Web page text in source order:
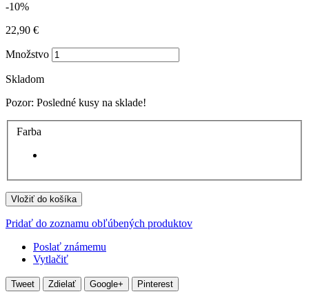
-10%
22,90 €
Množstvo
Skladom
Pozor: Posledné kusy na sklade!
Farba
Vložiť do košíka
Pridať do zoznamu obľúbených produktov
Poslať známemu
Vytlačiť
Tweet Zdielať Google+ Pinterest